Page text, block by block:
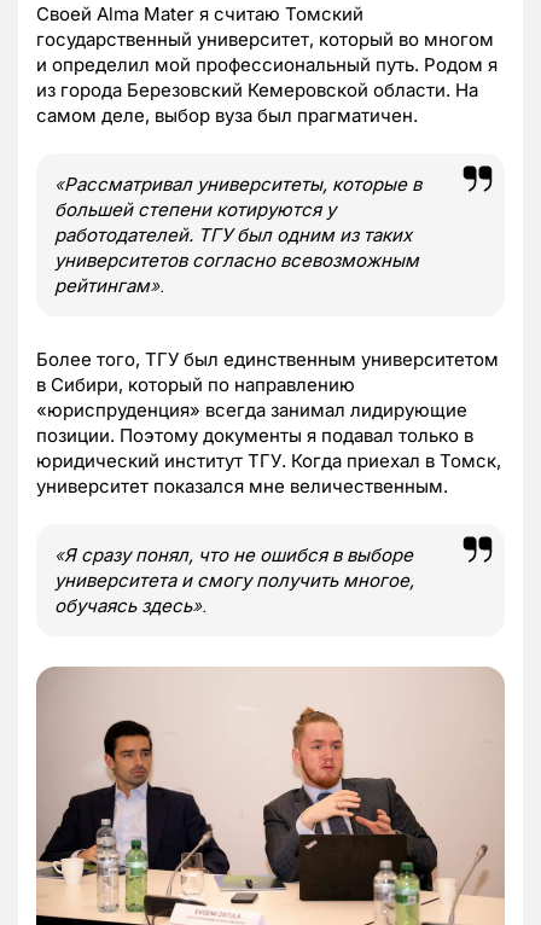
Cвоей Alma Mater я считаю Томский
государственный университет, который во многом
и определил мой профессиональный путь. Родом я
из города Березовский Кемеровской области. На
самом деле, выбор вуза был прагматичен.
«Рассматривал университеты, которые в
большей степени котируются у
работодателей. ТГУ был одним из таких
университетов согласно всевозможным
рейтингам».
Более того, ТГУ был единственным университетом
в Сибири, который по направлению
«юриспруденция» всегда занимал лидирующие
позиции. Поэтому документы я подавал только в
юридический институт ТГУ. Когда приехал в Томск,
университет показался мне величественным.
«Я сразу понял, что не ошибся в выборе
университета и смогу получить многое,
обучаясь здесь».